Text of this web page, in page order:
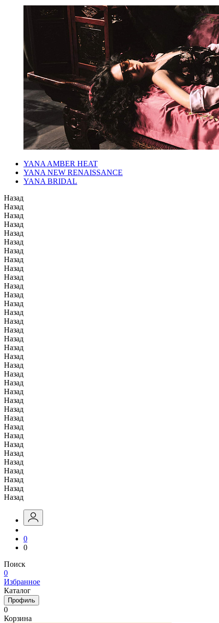
YANA AMBER HEAT
YANA NEW RENAISSANCE
YANA BRIDAL
Назад
Назад
Назад
Назад
Назад
Назад
Назад
Назад
Назад
Назад
Назад
Назад
Назад
Назад
Назад
Назад
Назад
Назад
Назад
Назад
Назад
Назад
Назад
Назад
Назад
Назад
Назад
Назад
Назад
Назад
Назад
Назад
Назад
Назад
Назад
0
0
Поиск
0
Избранное
Каталог
Профиль
0
Корзина